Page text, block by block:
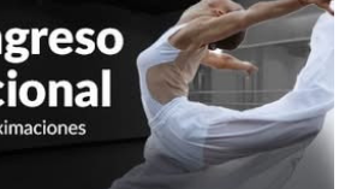
a hablarte en público. Entonces,
decisión de preferir al Zorro sobre el
de estupor. No necesitabas explicarla
Lo de menos es tu voto
eres libre y soberano. Se trata de una
no comparto pero que